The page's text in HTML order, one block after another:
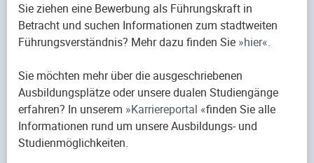
Sie ziehen eine Bewerbung als Führungskraft in
Betracht und suchen Informationen zum stadtweiten
Führungsverständnis? Mehr dazu finden Sie hier .
Sie möchten mehr über die ausgeschriebenen
Ausbildungsplätze oder unsere dualen Studiengänge
erfahren? In unserem
Karriereportal finden Sie alle
Informationen rund um unsere Ausbildungs- und
Studienmöglichkeiten.